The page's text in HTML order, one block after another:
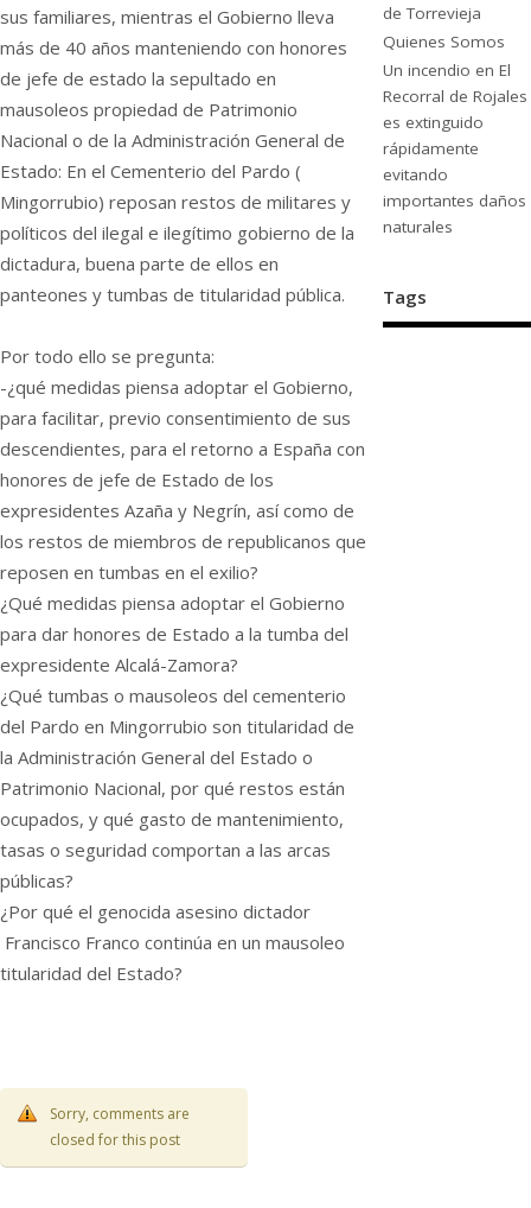
sus familiares, mientras el Gobierno lleva
más de 40 años manteniendo con honores
de jefe de estado la sepultado en
mausoleos propiedad de Patrimonio
Nacional o de la Administración General de
Estado: En el Cementerio del Pardo (
Mingorrubio) reposan restos de militares y
políticos del ilegal e ilegítimo gobierno de la
dictadura, buena parte de ellos en
panteones y tumbas de titularidad pública.
Por todo ello se pregunta:
-¿qué medidas piensa adoptar el Gobierno,
para facilitar, previo consentimiento de sus
descendientes, para el retorno a España con
honores de jefe de Estado de los
expresidentes Azaña y Negrín, así como de
los restos de miembros de republicanos que
reposen en tumbas en el exilio?
¿Qué medidas piensa adoptar el Gobierno
para dar honores de Estado a la tumba del
expresidente Alcalá-Zamora?
¿Qué tumbas o mausoleos del cementerio
del Pardo en Mingorrubio son titularidad de
la Administración General del Estado o
Patrimonio Nacional, por qué restos están
ocupados, y qué gasto de mantenimiento,
tasas o seguridad comportan a las arcas
públicas?
¿Por qué el genocida asesino dictador
Francisco Franco continúa en un mausoleo
titularidad del Estado?
Sorry, comments are
closed for this post
de Torrevieja
Quienes Somos
Un incendio en El
Recorral de Rojales
es extinguido
rápidamente
evitando
importantes daños
naturales
Tags